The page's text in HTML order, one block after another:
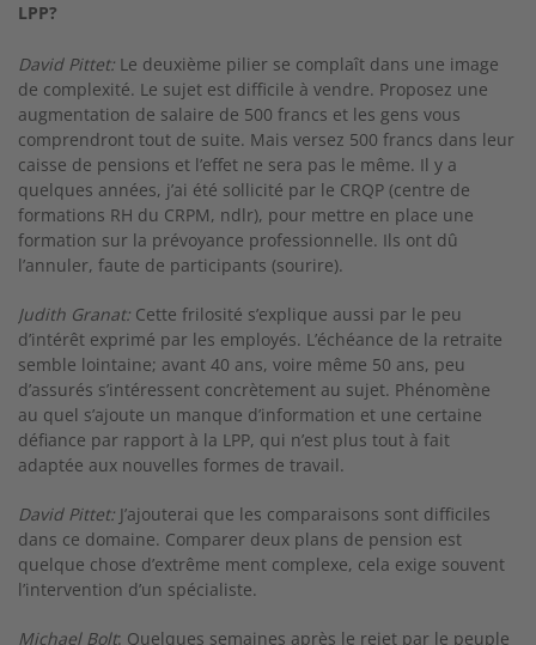
LPP?
David Pittet: Le deuxième pilier se complaît dans une image
de complexité. Le sujet est difficile à vendre. Proposez une
augmentation de salaire de 500 francs et les gens vous
comprendront tout de suite. Mais versez 500 francs dans leur
caisse de pensions et l’effet ne sera pas le même. Il y a
quelques années, j’ai été sollicité par le CRQP (centre de
formations RH du CRPM, ndlr), pour mettre en place une
formation sur la prévoyance professionnelle. Ils ont dû
l’annuler, faute de par­ticipants (sourire).
Judith Granat: Cette frilosité s’explique aussi par le peu
d’intérêt exprimé par les employés. L’échéance de la retraite
semble lointaine; avant 40 ans, voire même 50 ans, peu
d’assurés s’inté­ressent concrètement au sujet. Phénomène
au­ quel s’ajoute un manque d’information et une certaine
défiance par rapport à la LPP, qui n’est plus tout à fait
adaptée aux nouvelles formes de travail.
David Pittet: J’ajouterai que les comparaisons sont difficiles
dans ce domaine. Comparer deux plans de pension est
quelque chose d’extrême­ ment complexe, cela exige souvent
l’intervention d’un spécialiste.
Michael Bolt: Quelques semaines après le rejet par le peuple